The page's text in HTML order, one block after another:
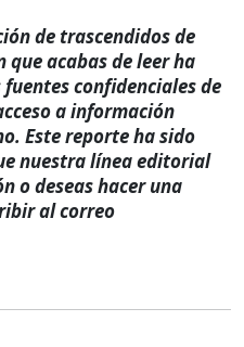
de trascendidos de
acabas de leer ha
confidenciales de
a información
Este reporte ha sido
nuestra línea editorial
o deseas hacer una
al correo